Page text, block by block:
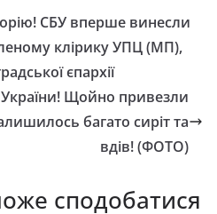
СБУ вперше винесли
клірику УПЦ (МП),
єпархії
Щойно привезли
багато сиріт та
вдів! (ФОТО)
сподобатися